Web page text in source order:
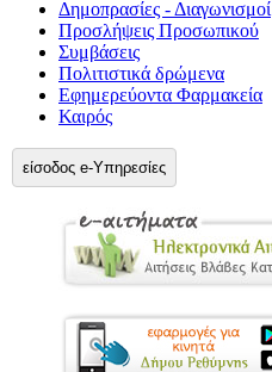
Δημοπρασίες - Διαγωνισμοί
Προσλήψεις Προσωπικού
Συμβάσεις
Πολιτιστικά δρώμενα
Εφημερεύοντα Φαρμακεία
Καιρός
είσοδος e-Υπηρεσίες